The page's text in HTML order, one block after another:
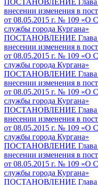
внесении изменения в
от 08.05.2015 г. № 109 «О
службы города Кургана»
ПОСТАНОВЛЕНИЕ Глава
внесении изменения в
от 08.05.2015 г. № 109 «О
службы города Кургана»
ПОСТАНОВЛЕНИЕ Глава
внесении изменения в
от 08.05.2015 г. № 109 «О
службы города Кургана»
ПОСТАНОВЛЕНИЕ Глава
внесении изменения в
от 08.05.2015 г. № 109 «О
службы города Кургана»
ПОСТАНОВЛЕНИЕ Глава
внесении изменения в
от 08.05.2015 г. № 109 «О
службы города Кургана»
ПОСТАНОВЛЕНИЕ Глава